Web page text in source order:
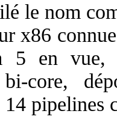
le nom
x86
5 en
bi-core,
14 pipelines